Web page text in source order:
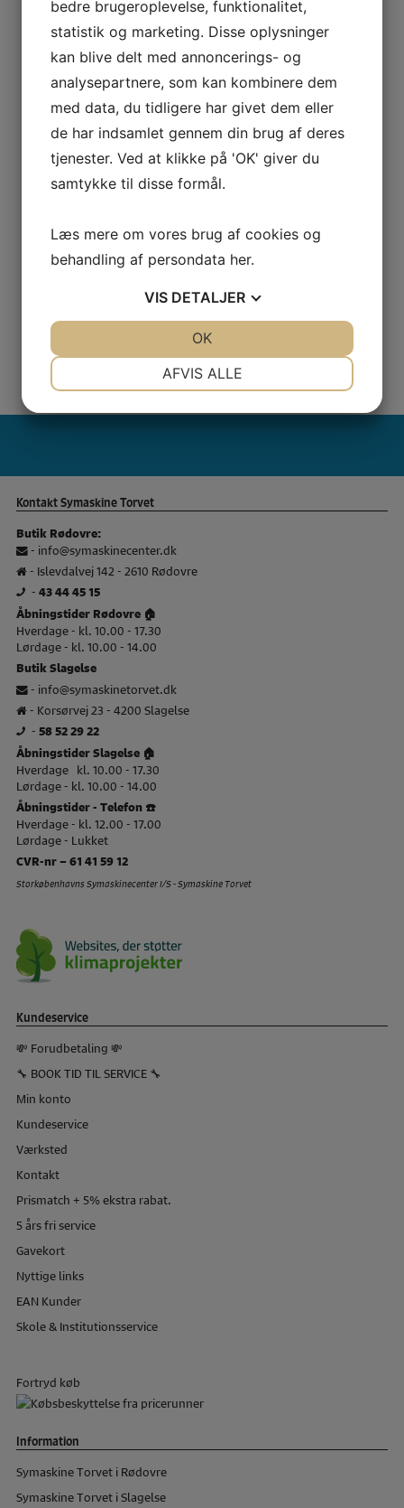
GRATIS LEVERING VED 399,-
PÅ KUN 1-2 HVERDAGE
100% SIKKER BETALING
ELLERS PENGENE RETUR
= DEN BEDSTE HANDEL
365 DAGES RETURRET
Kontakt Symaskine Torvet
Butik Rødovre:
- info@symaskinecenter.dk
- Islevdalvej 142 - 2610 Rødovre
- 43 44 45 15
Åbningstider Rødovre 🏠
Hverdage - kl. 10.00 - 17.30
Lørdage - kl. 10.00 - 14.00
Butik Slagelse
- info@symaskinetorvet.dk
- Korsørvej 23 - 4200 Slagelse
- 58 52 29 22
Åbningstider Slagelse 🏠
Hverdage kl. 10.00 - 17.30
Lørdage - kl. 10.00 - 14.00
Åbningstider - Telefon ☎️
Hverdage - kl. 12.00 - 17.00
Lørdage - Lukket
CVR-nr – 61 41 59 12
Storkøbenhavns Symaskinecenter I/S - Symaskine Torvet
Kundeservice
💸 Forudbetaling 💸
🔧 BOOK TID TIL SERVICE 🔧
Min konto
Kundeservice
Værksted
Kontakt
Prismatch + 5% ekstra rabat.
5 års fri service
Gavekort
Nyttige links
EAN Kunder
Skole & Institutionsservice
Fortryd køb
Information
Symaskine Torvet i Rødovre
Symaskine Torvet i Slagelse
bedre brugeroplevelse, funktionalitet,
statistik og marketing. Disse oplysninger
kan blive delt med annoncerings- og
analysepartnere, som kan kombinere dem
med data, du tidligere har givet dem eller
de har indsamlet gennem din brug af deres
tjenester. Ved at klikke på 'OK' giver du
samtykke til disse formål.
Læs mere om vores brug af cookies og
behandling af persondata her.
VIS DETALJER
AFVIS ALLE
OK